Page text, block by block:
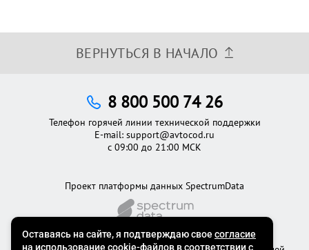
ВЕРНУТЬСЯ В НАЧАЛО
Проект платформы данных SpectrumData
8 800 500 74 26
Телефон горячей линии технической поддержки
E-mail: support@avtocod.ru
с 09:00 до 21:00 МСК